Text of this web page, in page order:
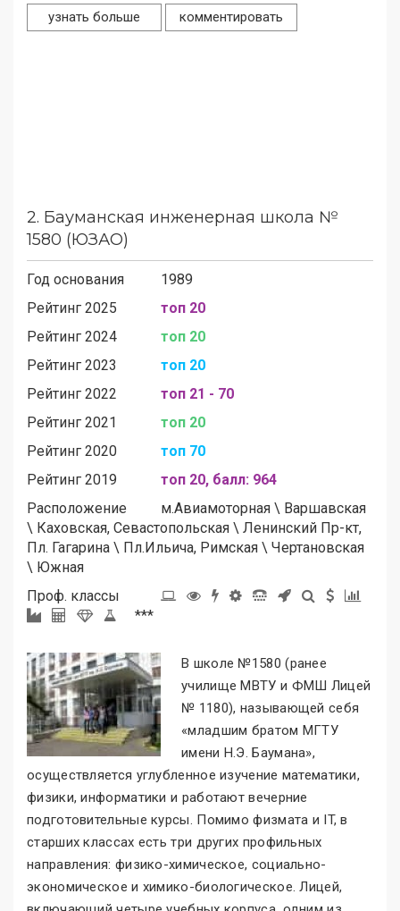
узнать больше комментировать
2. Бауманская инженерная школа №
1580 (ЮЗАО)
Год основания
1989
Рейтинг 2025
топ 20
Рейтинг 2024
топ 20
Рейтинг 2023
топ 20
Рейтинг 2022
топ 21 - 70
Рейтинг 2021
топ 20
Рейтинг 2020
топ 70
Рейтинг 2019
топ 20, балл: 964
Расположение
м.Авиамоторная \ Варшавская
\ Каховская, Севастопольская \ Ленинский Пр-кт,
Пл. Гагарина \ Пл.Ильича, Римская \ Чертановская
\ Южная
Проф. классы
***
В школе №1580 (ранее
училище МВТУ и ФМШ Лицей
№ 1180), называющей себя
«младшим братом МГТУ
имени Н.Э. Баумана»,
осуществляется углубленное изучение математики,
физики, информатики и работают вечерние
подготовительные курсы. Помимо физмата и IT, в
старших классах есть три других профильных
направления: физико-химическое, социально-
экономическое и химико-биологическое. Лицей,